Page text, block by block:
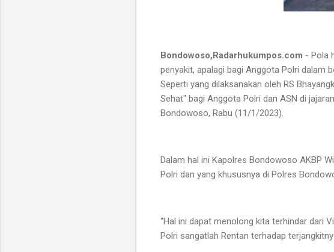
Bondowoso,Radarhukumpos.com - Pola
penyakit, apalagi bagi Anggota Polri dalam
Seperti yang dilaksanakan oleh RS
Sehat" bagi Anggota Polri dan ASN di
Bondowoso, Rabu (11/1/2023).
Dalam hal ini Kapolres Bondowoso AKBP
Polri dan yang khususnya di Polres
“Hal ini dapat menolong kita terhindar dari
Polri sangatlah Rentan terhadap